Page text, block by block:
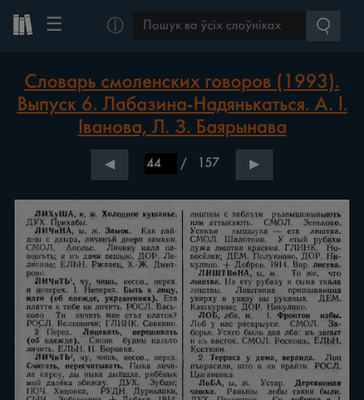
☰ ⓘ
Словарь смоленских говоров (1993).
Выпуск 6. Лабазина-Надянькаться. А. І.
Іванова, Л. З. Баярынава
◀ / 157 ▶